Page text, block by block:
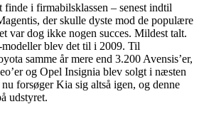
i firmabilsklassen – senest indtil
der skulle dyste mod de populære
var dog ikke nogen succes. Mildest talt.
blev det til i 2009. Til
samme år mere end 3.200 Avensis’er,
og Opel Insignia blev solgt i næsten
forsøger Kia sig altså igen, og denne
udstyret.